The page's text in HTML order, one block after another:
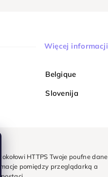
Więcej informacji
Belgique
Slovenija
HTTPS Twoje poufne dane
pomiędzy przeglądarką a